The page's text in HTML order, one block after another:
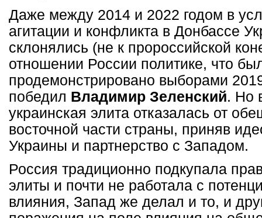
Даже между 2014 и 2022 годом в
агитации и конфликта в Донбассе
склонялись (не к пророссийской
отношении России политике, что
продемонстрировано выборами
победил Владимир Зеленский. Но
украинская элита отказалась от
восточной части страны, приняв
Украины и партнерство с Западом.
Россия традиционно подкупала
элиты и почти не работала с
влияния, Запад же делал и то, и